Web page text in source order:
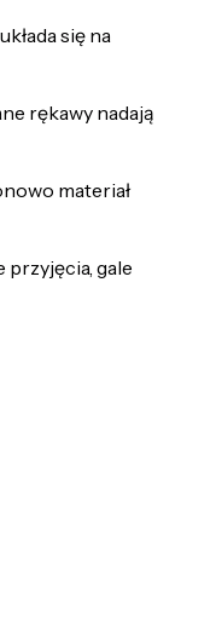
się na
rękawy nadają
materiał
przyjęcia, gale